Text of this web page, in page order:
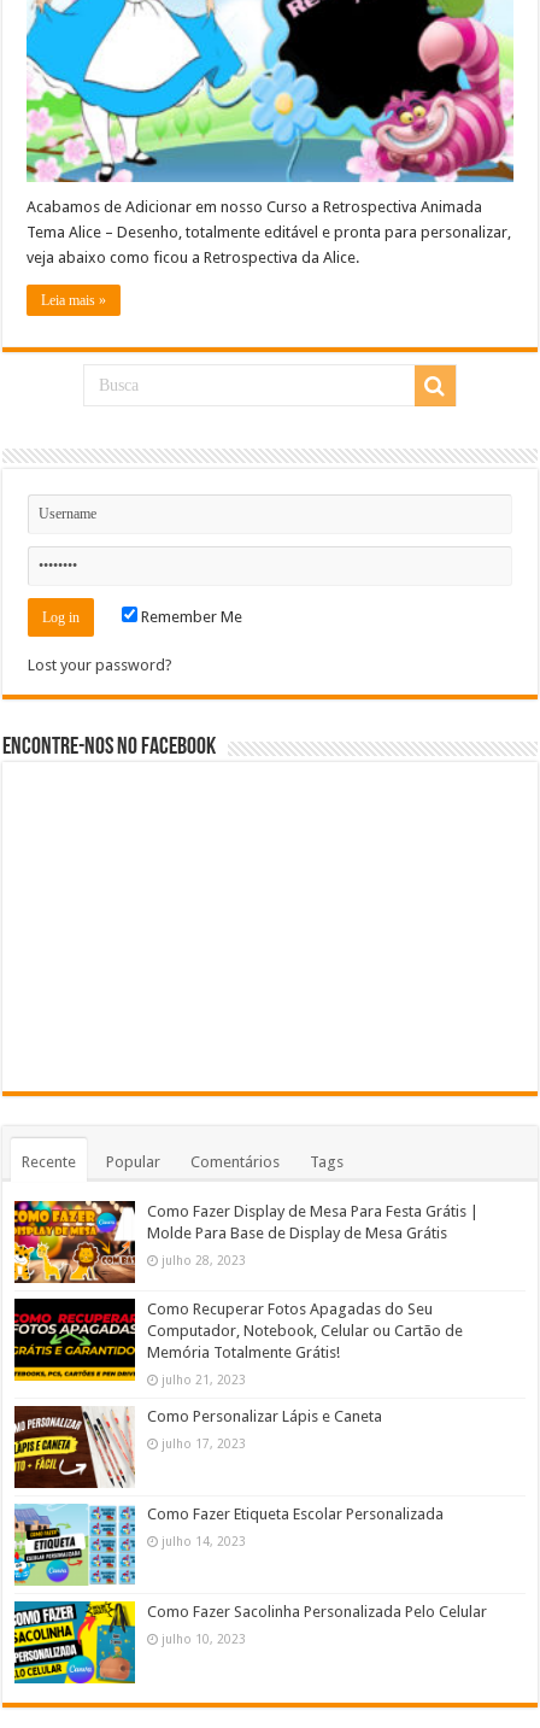
Acabamos de Adicionar em nosso Curso a Retrospectiva Animada
Tema Alice – Desenho, totalmente editável e pronta para personalizar,
veja abaixo como ficou a Retrospectiva da Alice.
Leia mais »
Remember Me
Lost your password?
Encontre-nos no Facebook
Recente Popular Comentários Tags
Como Fazer Display de Mesa Para Festa Grátis |
Molde Para Base de Display de Mesa Grátis
julho 28, 2023
Como Recuperar Fotos Apagadas do Seu
Computador, Notebook, Celular ou Cartão de
Memória Totalmente Grátis!
julho 21, 2023
Como Personalizar Lápis e Caneta
julho 17, 2023
Como Fazer Etiqueta Escolar Personalizada
julho 14, 2023
Como Fazer Sacolinha Personalizada Pelo Celular
julho 10, 2023